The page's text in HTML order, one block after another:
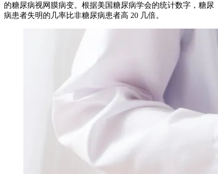
的糖尿病视网膜病变。根据美国糖尿病学会的统计数字，糖尿
病患者失明的几率比非糖尿病患者高 20 几倍。